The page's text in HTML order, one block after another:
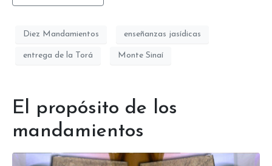
Diez Mandamientos enseñanzas jasídicas
entrega de la Torá Monte Sinaí
El propósito de los
mandamientos